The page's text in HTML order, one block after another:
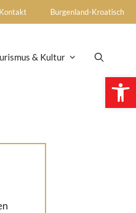
Kontakt Burgenland-Kroatisch
& Kultur